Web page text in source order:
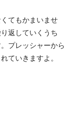
てもかまいませ
返していくうち
プレッシャーから
ていきますよ。